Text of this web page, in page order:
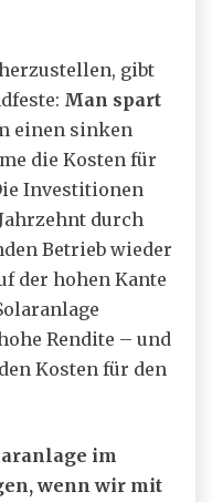
gibt
Man spart
einen sinken
die Kosten für
Investitionen
durch
Betrieb wieder
der hohen Kante
Rendite – und
Kosten für den
im
wenn wir mit